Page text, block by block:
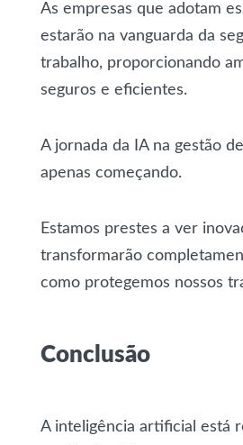
As empresas que adotam
estarão na vanguarda da
trabalho, proporcionando
seguros e eficientes.
A jornada da IA na gestão
apenas começando.
Estamos prestes a ver
transformarão
como protegemos nossos
Conclusão
A inteligência artificial está